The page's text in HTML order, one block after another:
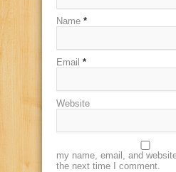
Name *
Email *
Website
my name, email, and
the next time I comment.